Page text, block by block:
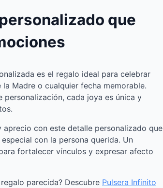
que
es el regalo ideal para celebrar
la Madre o cualquier fecha memorable.
personalización, cada joya es única y
aprecio con este detalle personalizado que
con la persona querida. Un
fortalecer vínculos y expresar afecto
parecida? Descubre Pulsera Infinito